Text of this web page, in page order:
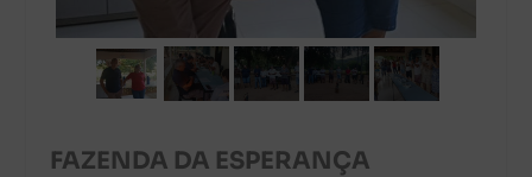
FAZENDA DA ESPERANÇA